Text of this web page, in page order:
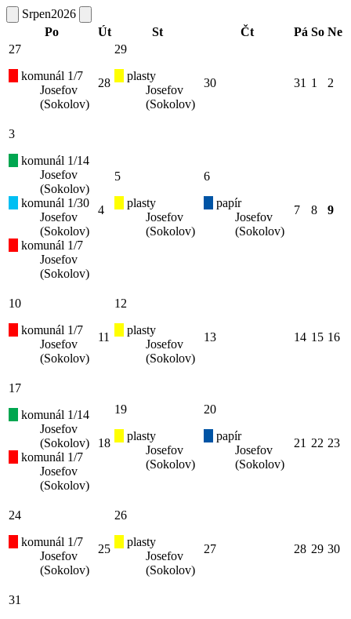
Srpen2026
Po
Út St Čt Pá So Ne
27
komunál 1/7
Josefov
(Sokolov)
28
29
plasty
Josefov
(Sokolov)
30 31 1 2
3
komunál 1/14
Josefov
(Sokolov)
komunál 1/30
Josefov
(Sokolov)
komunál 1/7
Josefov
(Sokolov)
4
5
plasty
Josefov
(Sokolov)
6
papír
Josefov
(Sokolov)
7 8 9
10
komunál 1/7
Josefov
(Sokolov)
11
12
plasty
Josefov
(Sokolov)
13 14 15 16
17
komunál 1/14
Josefov
(Sokolov)
komunál 1/7
Josefov
(Sokolov)
18
19
plasty
Josefov
(Sokolov)
20
papír
Josefov
(Sokolov)
21 22 23
24
komunál 1/7
Josefov
(Sokolov)
25
26
plasty
Josefov
(Sokolov)
27 28 29 30
31